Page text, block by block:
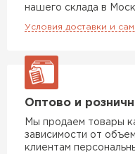
нашего склада в
Условия доставки и
Оптово и
Мы продаем товары
зависимости от
клиентам